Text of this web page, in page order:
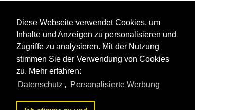
Diese Webseite verwendet Cookies, um
Inhalte und Anzeigen zu personalisieren und
Zugriffe zu analysieren. Mit der Nutzung
stimmen Sie der Verwendung von Cookies
zu. Mehr erfahren:
Datenschutz , Personalisierte Werbung